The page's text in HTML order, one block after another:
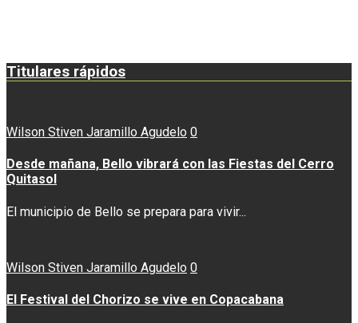
Titulares rápidos
Wilson Stiven Jaramillo Agudelo 0
Desde mañana, Bello vibrará con las Fiestas del Cerro
Quitasol
El municipio de Bello se prepara para vivir...
Wilson Stiven Jaramillo Agudelo 0
El Festival del Chorizo se vive en Copacabana